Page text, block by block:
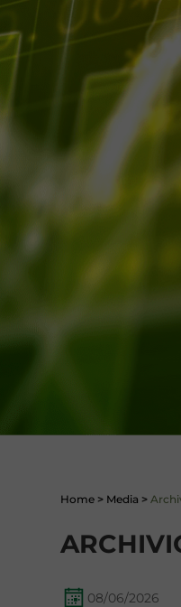
Home > Media >
08/06/2026